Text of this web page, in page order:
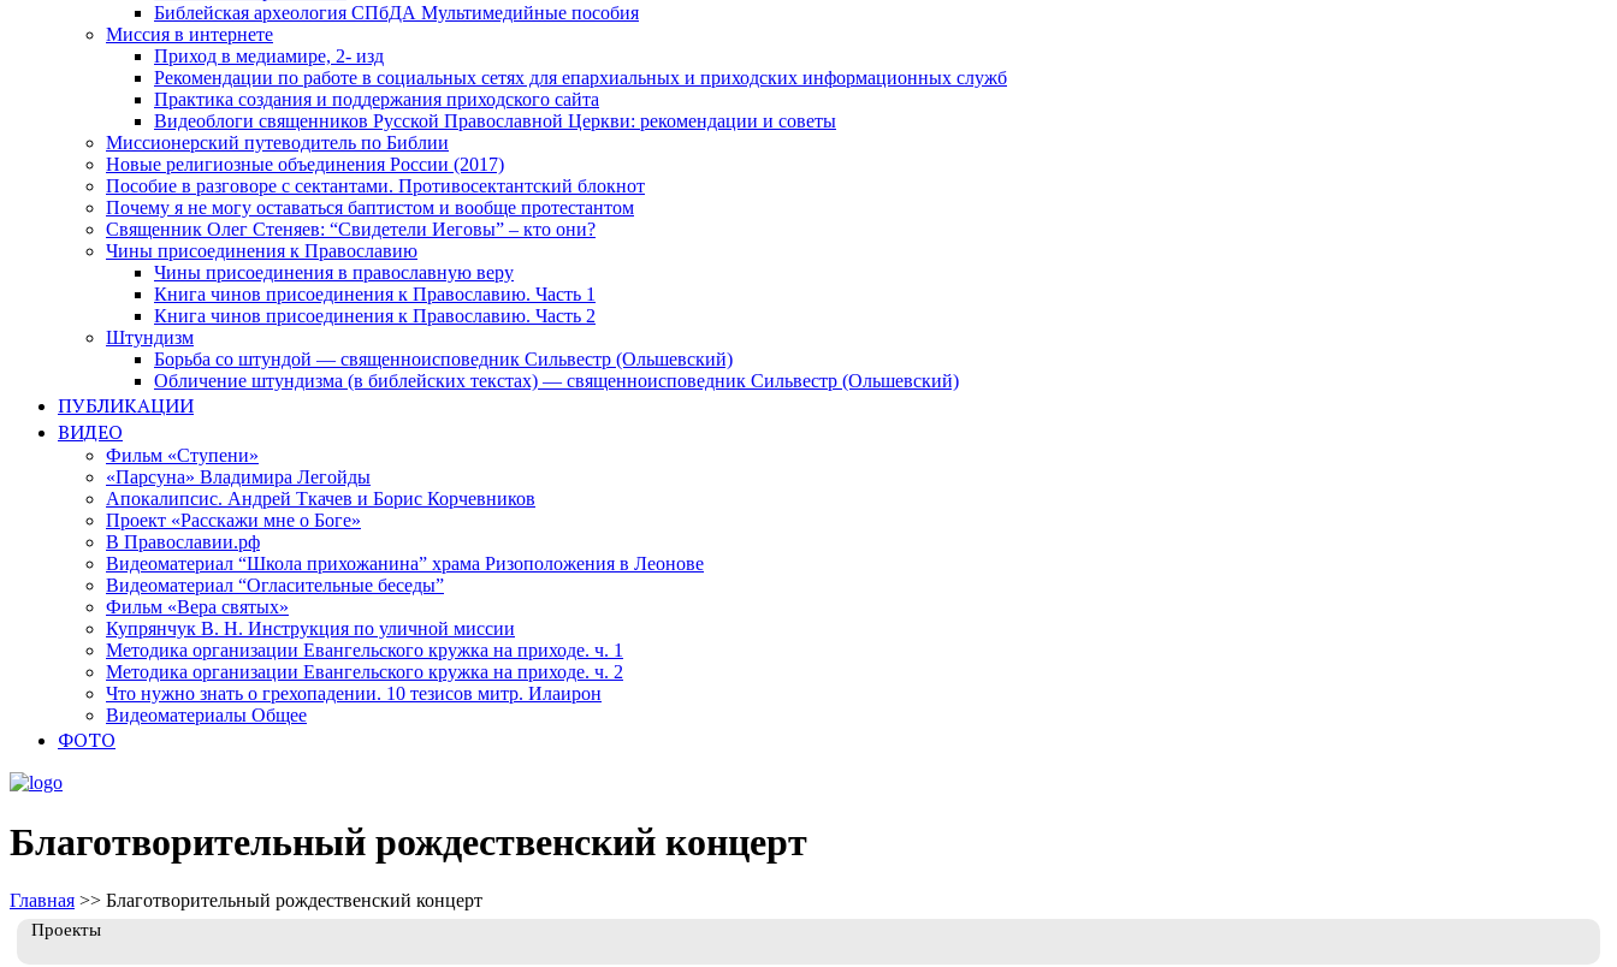
Библейская археология СПбДА Мультимедийные пособия
Миссия в интернете
Приход в медиамире, 2- изд
Рекомендации по работе в социальных сетях для епархиальных и приходских информационных служб
Практика создания и поддержания приходского сайта
Видеоблоги священников Русской Православной Церкви: рекомендации и советы
Миссионерский путеводитель по Библии
Новые религиозные объединения России (2017)
Пособие в разговоре с сектантами. Противосектантский блокнот
Почему я не могу оставаться баптистом и вообще протестантом
Священник Олег Стеняев: “Свидетели Иеговы” – кто они?
Чины присоединения к Православию
Чины присоединения в православную веру
Книга чинов присоединения к Православию. Часть 1
Книга чинов присоединения к Православию. Часть 2
Штундизм
Борьба со штундой — священноисповедник Сильвестр (Ольшевский)
Обличение штундизма (в библейских текстах) — священноисповедник Сильвестр (Ольшевский)
ПУБЛИКАЦИИ
ВИДЕО
Фильм «Ступени»
«Парсуна» Владимира Легойды
Апокалипсис. Андрей Ткачев и Борис Корчевников
Проект «Расскажи мне о Боге»
В Православии.рф
Видеоматериал “Школа прихожанина” храма Ризоположения в Леонове
Видеоматериал “Огласительные беседы”
Фильм «Вера святых»
Купрянчук В. Н. Инструкция по уличной миссии
Методика организации Евангельского кружка на приходе. ч. 1
Методика организации Евангельского кружка на приходе. ч. 2
Что нужно знать о грехопадении. 10 тезисов митр. Илаирон
Видеоматериалы Общее
ФОТО
Благотворительный рождественский концерт
Главная >> Благотворительный рождественский концерт
Проекты